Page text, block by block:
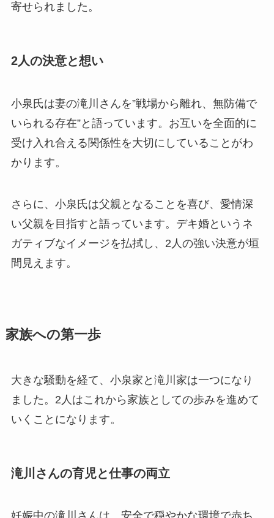
寄せられました。
2人の決意と想い
小泉氏は妻の滝川さんを”戦場から離れ、無防備で
いられる存在”と語っています。お互いを全面的に
受け入れ合える関係性を大切にしていることがわ
かります。
さらに、小泉氏は父親となることを喜び、愛情深
い父親を目指すと語っています。デキ婚というネ
ガティブなイメージを払拭し、2人の強い決意が垣
間見えます。
家族への第一歩
大きな騒動を経て、小泉家と滝川家は一つになり
ました。2人はこれから家族としての歩みを進めて
いくことになります。
滝川さんの育児と仕事の両立